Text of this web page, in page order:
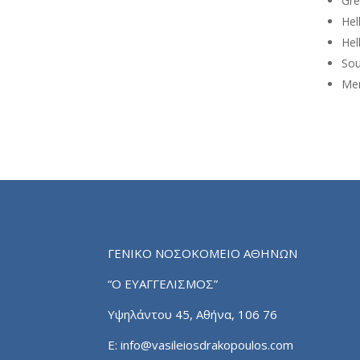
ΓΕΝΙΚΟ ΝΟΣΟΚΟΜΕΙΟ ΑΘΗΝΩΝ
“Ο ΕΥΑΓΓΕΛΙΣΜΟΣ”
Υψηλάντου 45, Αθήνα, 106 76
E:info@vasileiosdrakopoulos.com